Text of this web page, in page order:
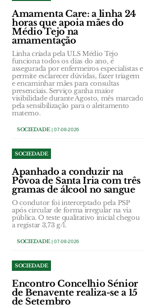
Amamenta Care: a linha 24
horas que apoia mães do
Médio Tejo na
amamentação
Linha criada pela ULS Médio Tejo
funciona todos os dias do ano, é
assegurada por enfermeiros especialistas e
permite esclarecer dúvidas, fazer triagem
e encaminhar mães para consultas
presenciais. Serviço ganha maior
visibilidade durante Agosto, mês marcado
pela sensibilização para o aleitamento
materno.
SOCIEDADE| 07-08-2026
SOCIEDADE
Apanhado a conduzir na
Póvoa de Santa Iria com três
gramas de álcool no sangue
O condutor foi interceptado pela PSP
após circular de forma irregular na via
pública. O teste qualitativo inicial chegou
a registar 3,73 g/l.
SOCIEDADE| 07-08-2026
SOCIEDADE
Encontro Concelhio Sénior
de Benavente realiza-se a 15
de Setembro